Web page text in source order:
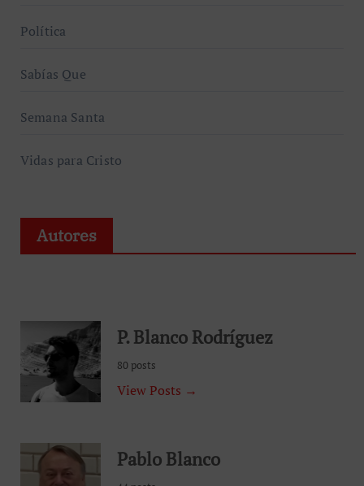
Política
Sabías Que
Semana Santa
Vidas para Cristo
Autores
P. Blanco Rodríguez
80 posts
View Posts →
Pablo Blanco